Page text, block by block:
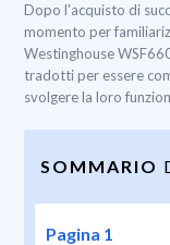
Dopo l'acquisto di
momento per
Westinghouse
tradotti per essere
svolgere la loro
SOMMARIO
Pagina 1